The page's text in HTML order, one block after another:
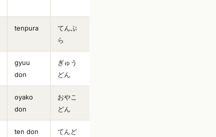
tenpura
てんぷ
ら
gyuu
don
ぎゅう
どん
oyako
don
おやこ
どん
ten don
てんど